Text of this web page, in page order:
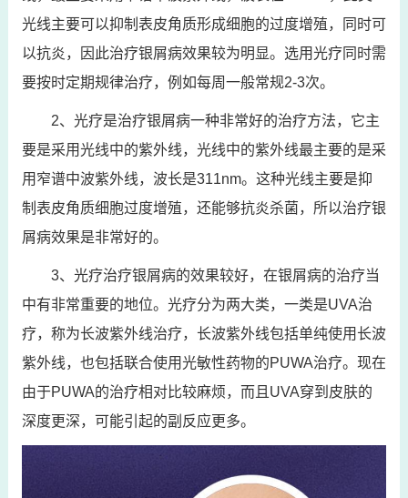
光线主要可以抑制表皮角质形成细胞的过度增殖，同时可
以抗炎，因此治疗银屑病效果较为明显。选用光疗同时需
要按时定期规律治疗，例如每周一般常规2-3次。
2、光疗是治疗银屑病一种非常好的治疗方法，它主
要是采用光线中的紫外线，光线中的紫外线最主要的是采
用窄谱中波紫外线，波长是311nm。这种光线主要是抑
制表皮角质细胞过度增殖，还能够抗炎杀菌，所以治疗银
屑病效果是非常好的。
3、光疗治疗银屑病的效果较好，在银屑病的治疗当
中有非常重要的地位。光疗分为两大类，一类是UVA治
疗，称为长波紫外线治疗，长波紫外线包括单纯使用长波
紫外线，也包括联合使用光敏性药物的PUWA治疗。现在
由于PUWA的治疗相对比较麻烦，而且UVA穿到皮肤的
深度更深，可能引起的副反应更多。